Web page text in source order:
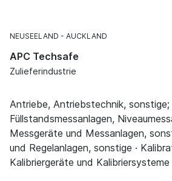
NEUSEELAND AUCKLAND
APC Techsafe
Zulieferindustrie
Antriebe, Antriebstechnik, sonstige;
Füllstandsmessanlagen,
Messgeräte und Messanlagen,
und Regelanlagen, sonstige ·
Kalibriergeräte und Kalibriersysteme